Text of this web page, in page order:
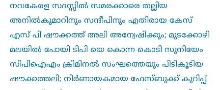
നവകേരള സദസ്സില്‍ സമരക്കാരെ തല്ലിയ
അനില്‍കുമാറിനും സന്ദീപിനും എതിരായ കേസ്
എസ് പി ഷൗക്കത്ത് അലി അന്വേഷിക്കും; മുടക്കോഴി
മലയില്‍ പോയി ടിപി യെ കൊന്ന കൊടി സുനിയേം
സിപിഐഎം ക്രിമിനല്‍ സംഘത്തെയും പിടികൂടിയ
ഷൗക്കത്തലി; നിർണായകമായ ഫേസ്ബുക്ക് കുറിപ്പ്